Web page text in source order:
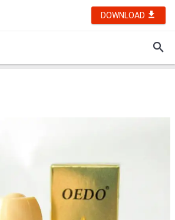
DOWNLOAD